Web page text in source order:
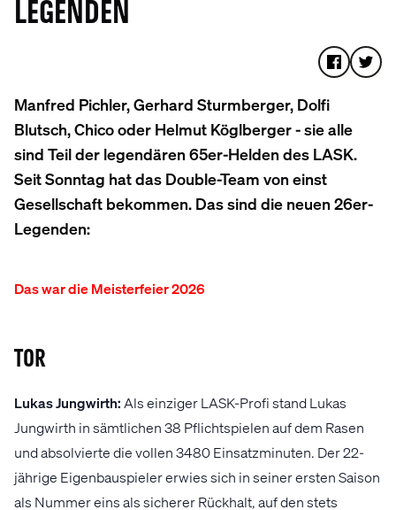
LEGENDEN
Manfred Pichler, Gerhard Sturmberger, Dolfi
Blutsch, Chico oder Helmut Köglberger - sie alle
sind Teil der legendären 65er-Helden des LASK.
Seit Sonntag hat das Double-Team von einst
Gesellschaft bekommen. Das sind die neuen 26er-
Legenden:
Das war die Meisterfeier 2026
TOR
Lukas Jungwirth: Als einziger LASK-Profi stand Lukas
Jungwirth in sämtlichen 38 Pflichtspielen auf dem Rasen
und absolvierte die vollen 3480 Einsatzminuten. Der 22-
jährige Eigenbauspieler erwies sich in seiner ersten Saison
als Nummer eins als sicherer Rückhalt, auf den stets